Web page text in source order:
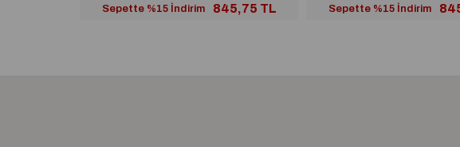
Sepette %15 İndirim
845,75 TL
Sepette %15 İndirim